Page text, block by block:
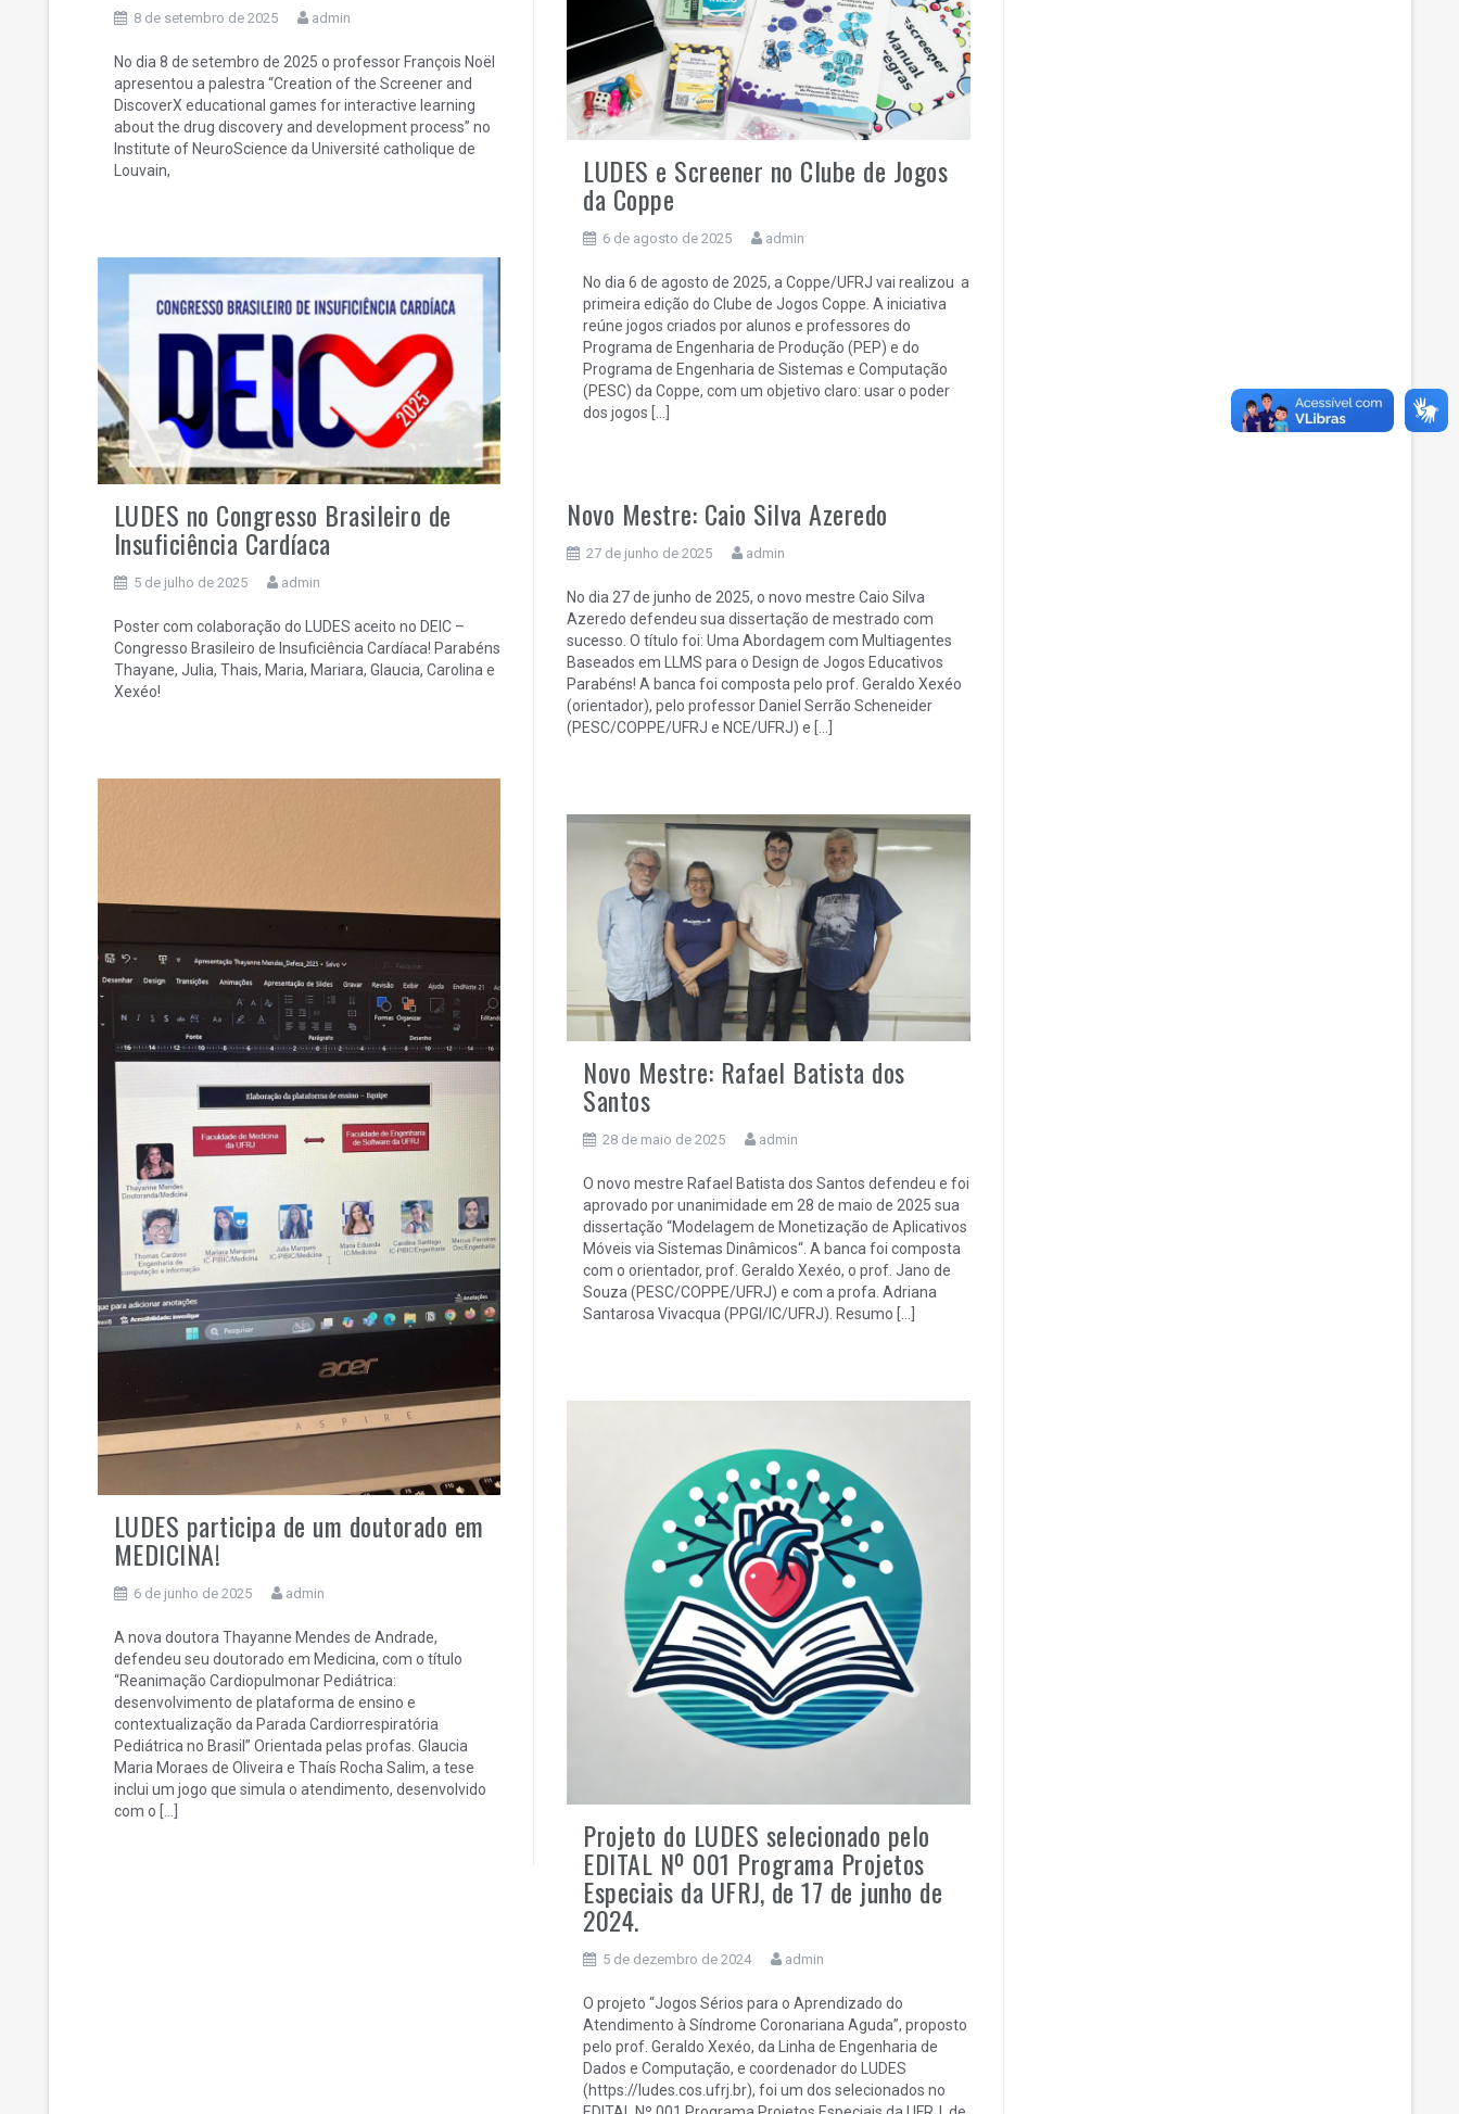
8 de setembro de 2025 admin
No dia 8 de setembro de 2025 o professor François Noël
apresentou a palestra “Creation of the Screener and
DiscoverX educational games for interactive learning
about the drug discovery and development process” no
Institute of NeuroScience da Université catholique de
Louvain,
LUDES e Screener no Clube de Jogos
da Coppe
6 de agosto de 2025 admin
No dia 6 de agosto de 2025, a Coppe/UFRJ vai realizou a
primeira edição do Clube de Jogos Coppe. A iniciativa
reúne jogos criados por alunos e professores do
Programa de Engenharia de Produção (PEP) e do
Programa de Engenharia de Sistemas e Computação
(PESC) da Coppe, com um objetivo claro: usar o poder
dos jogos […]
LUDES no Congresso Brasileiro de
Insuficiência Cardíaca
5 de julho de 2025 admin
Poster com colaboração do LUDES aceito no DEIC –
Congresso Brasileiro de Insuficiência Cardíaca! Parabéns
Thayane, Julia, Thais, Maria, Mariara, Glaucia, Carolina e
Xexéo!
Novo Mestre: Caio Silva Azeredo
27 de junho de 2025 admin
No dia 27 de junho de 2025, o novo mestre Caio Silva
Azeredo defendeu sua dissertação de mestrado com
sucesso. O título foi: Uma Abordagem com Multiagentes
Baseados em LLMS para o Design de Jogos Educativos
Parabéns! A banca foi composta pelo prof. Geraldo Xexéo
(orientador), pelo professor Daniel Serrão Scheneider
(PESC/COPPE/UFRJ e NCE/UFRJ) e […]
LUDES participa de um doutorado em
MEDICINA!
6 de junho de 2025 admin
A nova doutora Thayanne Mendes de Andrade,
defendeu seu doutorado em Medicina, com o título
“Reanimação Cardiopulmonar Pediátrica:
desenvolvimento de plataforma de ensino e
contextualização da Parada Cardiorrespiratória
Pediátrica no Brasil” Orientada pelas profas. Glaucia
Maria Moraes de Oliveira e Thaís Rocha Salim, a tese
inclui um jogo que simula o atendimento, desenvolvido
com o […]
Novo Mestre: Rafael Batista dos
Santos
28 de maio de 2025 admin
O novo mestre Rafael Batista dos Santos defendeu e foi
aprovado por unanimidade em 28 de maio de 2025 sua
dissertação “Modelagem de Monetização de Aplicativos
Móveis via Sistemas Dinâmicos“. A banca foi composta
com o orientador, prof. Geraldo Xexéo, o prof. Jano de
Souza (PESC/COPPE/UFRJ) e com a profa. Adriana
Santarosa Vivacqua (PPGI/IC/UFRJ). Resumo […]
Projeto do LUDES selecionado pelo
EDITAL Nº 001 Programa Projetos
Especiais da UFRJ, de 17 de junho de
2024.
5 de dezembro de 2024 admin
O projeto “Jogos Sérios para o Aprendizado do
Atendimento à Síndrome Coronariana Aguda”, proposto
pelo prof. Geraldo Xexéo, da Linha de Engenharia de
Dados e Computação, e coordenador do LUDES
(https://ludes.cos.ufrj.br), foi um dos selecionados no